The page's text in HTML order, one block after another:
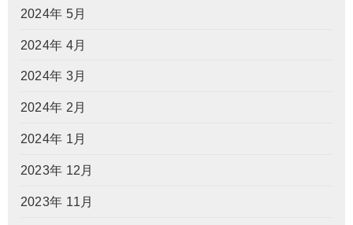
2024年 5月
2024年 4月
2024年 3月
2024年 2月
2024年 1月
2023年 12月
2023年 11月